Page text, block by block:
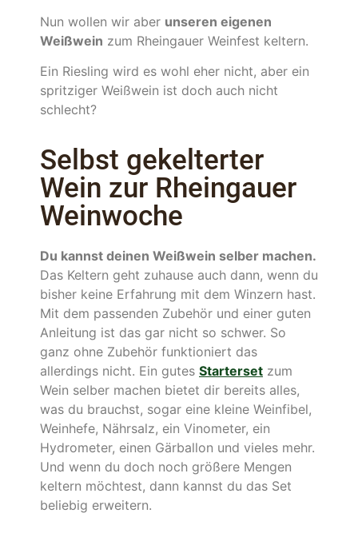
Nun wollen wir aber unseren eigenen
Weißwein zum Rheingauer Weinfest keltern.
Ein Riesling wird es wohl eher nicht, aber ein
spritziger Weißwein ist doch auch nicht
schlecht?
Selbst gekelterter
Wein zur Rheingauer
Weinwoche
Du kannst deinen Weißwein selber machen.
Das Keltern geht zuhause auch dann, wenn du
bisher keine Erfahrung mit dem Winzern hast.
Mit dem passenden Zubehör und einer guten
Anleitung ist das gar nicht so schwer. So
ganz ohne Zubehör funktioniert das
allerdings nicht. Ein gutes Starterset zum
Wein selber machen bietet dir bereits alles,
was du brauchst, sogar eine kleine Weinfibel,
Weinhefe, Nährsalz, ein Vinometer, ein
Hydrometer, einen Gärballon und vieles mehr.
Und wenn du doch noch größere Mengen
keltern möchtest, dann kannst du das Set
beliebig erweitern.